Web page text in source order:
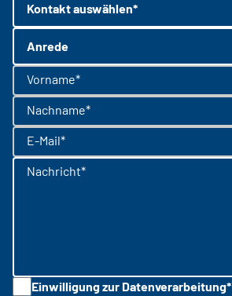
Kontakt auswählen*
Anrede
Vorname*
Nachname*
E-Mail*
Nachricht*
Einwilligung zur Datenverarbeitung*